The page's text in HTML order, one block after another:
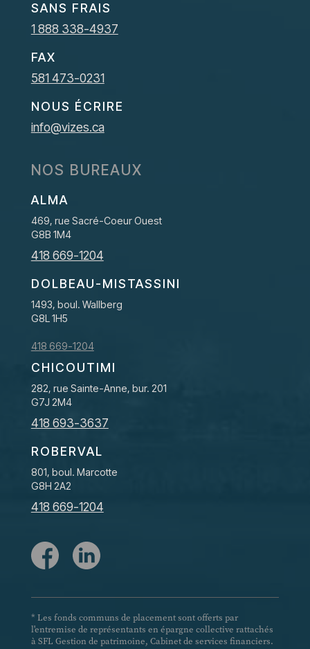
SANS FRAIS
1 888 338-4937
FAX
581 473-0231
NOUS ÉCRIRE
info@vizes.ca
NOS BUREAUX
ALMA
469, rue Sacré-Coeur Ouest
G8B 1M4
418 669-1204
DOLBEAU-MISTASSINI
1493, boul. Wallberg
G8L 1H5
418 669-1204
CHICOUTIMI
282, rue Sainte-Anne, bur. 201
G7J 2M4
418 693-3637
ROBERVAL
801, boul. Marcotte
G8H 2A2
418 669-1204
* Les fonds communs de placement sont offerts par
l'entremise de représentants en épargne collective rattachés
à SFL Gestion de patrimoine, Cabinet de services financiers.